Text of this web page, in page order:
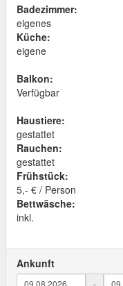
Badezimmer:
eigenes
Küche:
eigene
Balkon:
Verfügbar
Haustiere:
gestattet
Rauchen:
gestattet
Frühstück:
5,- € / Person
Bettwäsche:
inkl.
Ankunft
-